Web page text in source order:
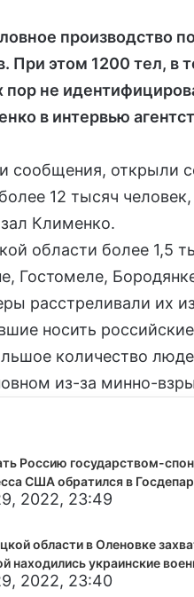
производство
При этом 1200 тел, в
пор не
в интервью
сообщения, открыли
12 тысяч
Клименко.
области более 1,5
Гостомеле,
расстреливали их
носить
количество
из-за минно-
Россию государством-
США обратился в
2022, 23:49
области в Оленовке
находились украинские
2022, 23:40